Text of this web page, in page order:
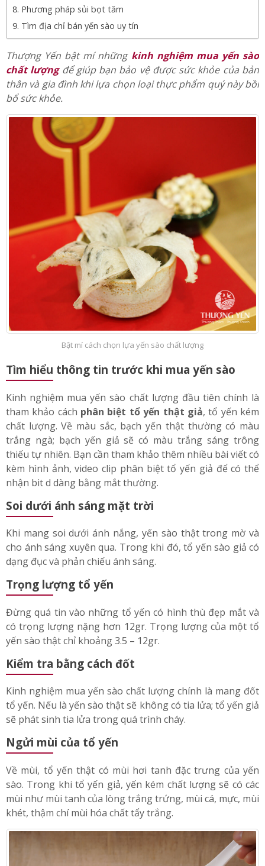
Quan sát màu của tổ yến
Xem độ nở của yến sào
Tìm địa chỉ bán yến sào uy tín
Thượng Yến bật mí nhữngkinh nghiệm mua yến sào
chất lượngđể giúp bạn bảo vệ được sức khỏe của bản
thân và gia đình khi lựa chọn loại thực phẩm quý này bồi
bổ sức khỏe.
Bật mí cách chọn lựa yến sào chất lượng
Tìm hiểu thông tin trước khi mua yến sào
Kinh nghiệm mua yến sào chất lượng đầu tiên chính là
tham khảo cách phân biệt tổ yến thật giả , tổ yến kém
chất lượng. Về màu sắc, bạch yến thật thường có màu
trắng ngà; bạch yến giả sẽ có màu trắng sáng trông
thiếu tự nhiên. Bạn cần tham khảo thêm nhiều bài viết có
kèm hình ảnh, video clip phân biệt tổ yến giả để có thể
nhận bit d dàng bằng mắt thường.
Soi dưới ánh sáng mặt trời
Khi mang soi dưới ánh nắng, yến sào thật trong mờ và
cho ánh sáng xuyên qua. Trong khi đó, tổ yến sào giả có
dạng đục và phản chiếu ánh sáng.
Trọng lượng tổ yến
Đừng quá tin vào những tổ yến có hình thù đẹp mắt và
có trọng lượng nặng hơn 12gr. Trọng lượng của một tổ
yến sào thật chỉ khoảng 3.5 – 12gr.
Kiểm tra bằng cách đốt
Kinh nghiệm mua yến sào chất lượng chính là mang đốt
tổ yến. Nếu là yến sào thật sẽ không có tia lửa; tổ yến giả
sẽ phát sinh tia lửa trong quá trình cháy.
Ngửi mùi của tổ yến
Về mùi, tổ yến thật có mùi hơi tanh đặc trưng của yến
sào. Trong khi tổ yến giả, yến kém chất lượng sẽ có các
mùi như mùi tanh của lòng trắng trứng, mùi cá, mực, mùi
khét, thậm chí mùi hóa chất tẩy trắng.